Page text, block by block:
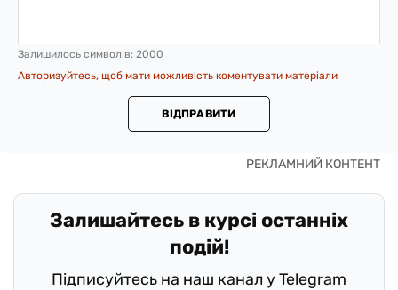
Залишилось символів: 2000
Авторизуйтесь, щоб мати можливість коментувати матеріали
ВІДПРАВИТИ
Залишайтесь в курсі останніх
подій!
Підписуйтесь на наш канал у Telegram